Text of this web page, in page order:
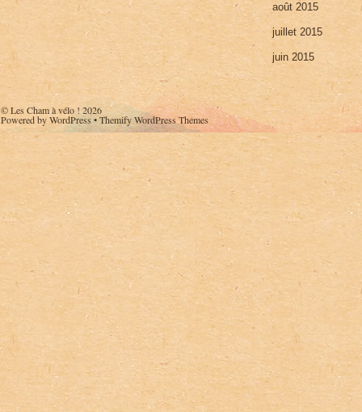
août 2015
juillet 2015
juin 2015
©Les Cham à vélo !2026
Powered byWordPress•Themify WordPress Themes